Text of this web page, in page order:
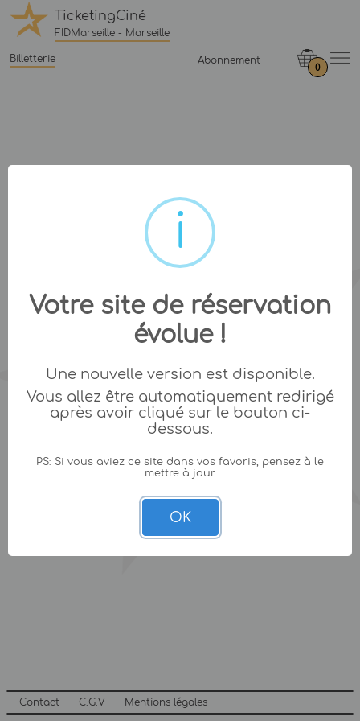
TicketingCiné
FIDMarseille - Marseille
Billetterie Abonnement
0
Contact C.G.V Mentions légales
Votre site de réservation
évolue !
Une nouvelle version est disponible.
Vous allez être automatiquement redirigé
après avoir cliqué sur le bouton ci-
dessous.
PS: Si vous aviez ce site dans vos favoris, pensez à le
mettre à jour.
OK